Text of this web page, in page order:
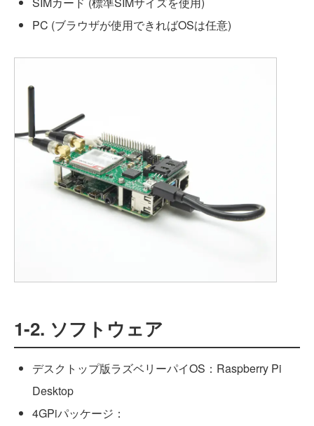
PC (ブラウザが使用できればOSは任意)
1-2. ソフトウェア
デスクトップ版ラズベリーパイOS：Raspberry Pi
Desktop
4GPiパッケージ：